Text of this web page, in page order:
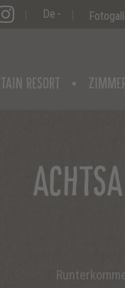
De
RESORT